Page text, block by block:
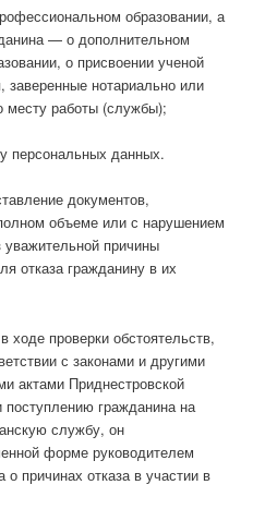
образовании, а
— о дополнительном
о присвоении ученой
заверенные нотариально или
работы (службы);
персональных данных.
документов,
объеме или с нарушением
причины
отказа гражданину в их
ходе проверки обстоятельств,
с законами и другими
актами Приднестровской
гражданина на
службу, он
форме руководителем
о причинах отказа в участии в